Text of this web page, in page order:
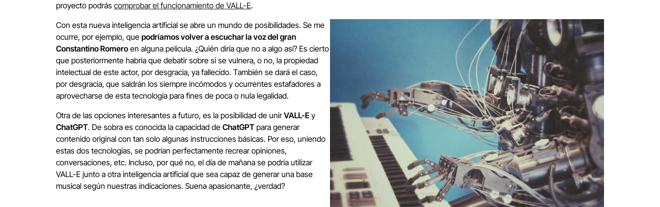
proyecto podrás comprobar el funcionamiento de VALL-E.
Con esta nueva inteligencia artificial se abre un mundo de posibilidades. Se me
ocurre, por ejemplo, que podríamos volver a escuchar la voz del gran
Constantino Romero en alguna película. ¿Quién diría que no a algo así? Es cierto
que posteriormente habría que debatir sobre si se vulnera, o no, la propiedad
intelectual de este actor, por desgracia, ya fallecido. También se dará el caso,
por desgracia, que saldrán los siempre incómodos y ocurrentes estafadores a
aprovecharse de esta tecnología para fines de poca o nula legalidad.
Otra de las opciones interesantes a futuro, es la posibilidad de unirVALL-E y
ChatGPT. De sobra es conocida la capacidad de ChatGPT para generar
contenido original con tan solo algunas instrucciones básicas. Por eso, uniendo
estas dos tecnologías, se podrían perfectamente recrear opiniones,
conversaciones, etc. Incluso, por qué no, el día de mañana se podría utilizar
VALL-E junto a otra inteligencia artificial que sea capaz de generar una base
musical según nuestras indicaciones. Suena apasionante, ¿verdad?